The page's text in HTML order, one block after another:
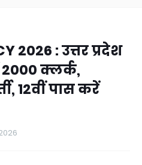
2026 : उत्तर प्रदेश
क्लर्क,
12वीं पास करें